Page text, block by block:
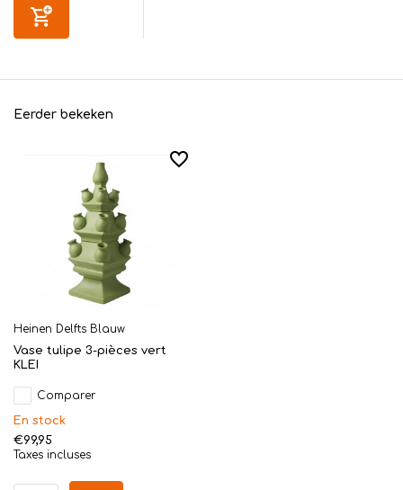
Eerder bekeken
Heinen Delfts Blauw
Vase tulipe 3-pièces vert
KLEI
Comparer
En stock
€99,95
Taxes incluses